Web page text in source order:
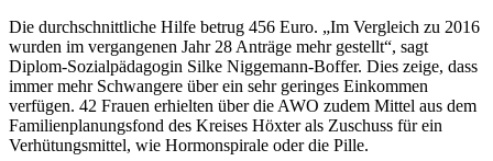
Die durchschnittliche Hilfe betrug 456 Euro. „Im Vergleich zu 2016
wurden im vergangenen Jahr 28 Anträge mehr gestellt“, sagt
Diplom-Sozialpädagogin Silke Niggemann-Boffer. Dies zeige, dass
immer mehr Schwangere über ein sehr geringes Einkommen
verfügen. 42 Frauen erhielten über die AWO zudem Mittel aus dem
Familienplanungsfond des Kreises Höxter als Zuschuss für ein
Verhütungsmittel, wie Hormonspirale oder die Pille.